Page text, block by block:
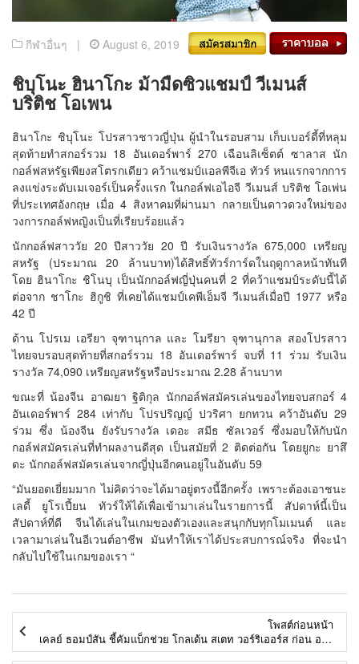
กีฬาอื่นๆ | August 6, 2019
ชิบุโนะ ฮินาโกะ ม้ามืดซิวแชมป์ วีเมนส์
บริติช โอเพน
ฮินาโกะ ชิบุโนะ โปรสาวชาวญี่ปุ่น ผู้นำในรอบสาม เก็บเบอร์ดี้ที่หลุม
สุดท้ายทำสกอร์รวม 18 อันเดอร์พาร์ 270 เฉือนลิเซ็ตต์ ซาลาส นัก
กอล์ฟสหรัฐเพียงสโตรกเดียว คว้าแชมป์แอลพีจีเอ ทัวร์ หนแรกจากการ
ลงแข่งระดับเมเจอร์เป็นครั้งแรก ในกอล์ฟเอไอจี วีเมนส์ บริติช โอเพ่น
ที่ประเทศอังกฤษ เมื่อ 4 สิงหาคมที่ผ่านมา กลายเป็นดาวดวงใหม่ของ
วงการกอล์ฟหญิงเป็นที่เรียบร้อยแล้ว
นักกอล์ฟสาววัย 20 ปีสาววัย 20 ปี รับเงินรางวัล 675,000 เหรียญ
สหรัฐ (ประมาณ 20 ล้านบาท)ได้สิทธิ์ทัวร์การ์ดในฤดูกาลหน้าทันที
โดย ฮินาโกะ ชิโนบุ เป็นนักกอล์ฟญี่ปุ่นคนที่ 2 ที่คว้าแชมป์ระดับนี้ได้
ต่อจาก ชาโกะ ฮิกูชิ ที่เคยได้แชมป์เคพีเอ็มจี วีเมนส์เมื่อปี 1977 หรือ
42 ปี
ด้าน โปรเม เอรียา จุฑานุกาล และ โมรียา จุฑานุกาล สองโปรสาว
ไทยจบรอบสุดท้ายที่สกอร์รวม 18 อันเดอร์พาร์ จบที่ 11 ร่วม รับเงิน
รางวัล 74,090 เหรียญสหรัฐหรือประมาณ 2.28 ล้านบาท
ขณะที่ น้องจีน อาฒยา ฐิติกุล นักกอล์ฟสมัครเล่นของไทยจบสกอร์ 4
อันเดอร์พาร์ 284 เท่ากับ โปรปริญญ์ ปวริศา ยกทวน คว้าอันดับ 29
ร่วม ซึ่ง น้องจีน ยังรับรางวัล เดอะ สมีธ ซัลเวอร์ ซึ่งมอบให้กับนัก
กอล์ฟสมัครเล่นที่ทำผลงานดีสุด เป็นสมัยที่ 2 ติดต่อกัน โดยยูกะ ยาสึ
ดะ นักกอล์ฟสมัครเล่นจากญี่ปุ่นอีกคนอยู่ในอันดับ 59
“มันยอดเยี่ยมมาก ไม่คิดว่าจะได้มาอยู่ตรงนี้อีกครั้ง เพราะต้องเอาชนะ
เลดี้ ยูโรเปี้ยน ทัวร์ให้ได้เพื่อเข้ามาเล่นในรายการนี้ สัปดาห์นี้เป็น
สัปดาห์ที่ดี จีนได้เล่นในเกมของตัวเองและสนุกกับทุกโมเมนต์ และ
เวลามาเล่นในอีเวนต์อาชีพ มันทำให้เราได้ประสบการณ์จริง ที่จะนำ
กลับไปใช้ในเกมของเรา “
โพสต์ก่อนหน้า
เคลย์ ธอมป์สัน ชี้คัมแบ็กช่วย โกลเด้น สเตท วอร์ริเออร์ส ก่อน ออล สตาร์